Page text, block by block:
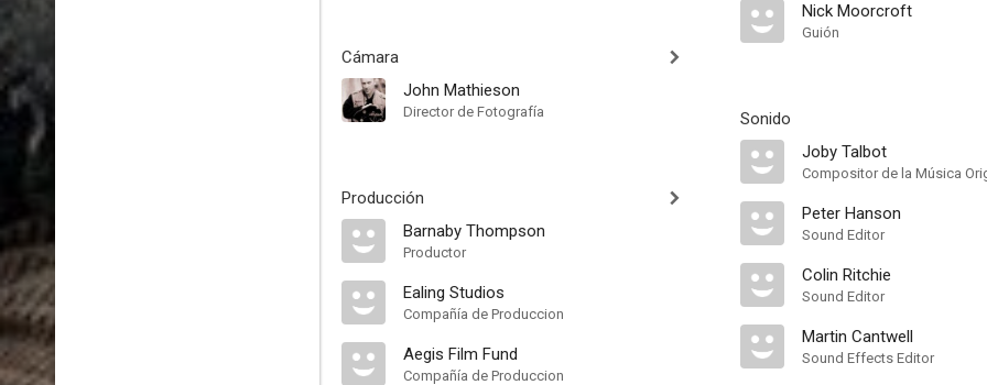
Cámara
John Mathieson
Director de Fotografía
Producción
Barnaby Thompson
Productor
Ealing Studios
Compañía de Produccion
Aegis Film Fund
Compañía de Produccion
Nick Moorcroft
Guión
Sonido
Joby Talbot
Compositor de la Música
Peter Hanson
Sound Editor
Colin Ritchie
Sound Editor
Martin Cantwell
Sound Effects Editor